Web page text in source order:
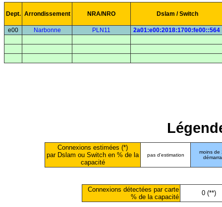
Dept. Arrondissement NRA/NRO Dslam / Switch
e00 Narbonne PLN11 2a01:e00:2018:1700:fe00::564
Connexions estimées (*)
par Dslam ou Switch en % de la
capacité
pas d'estimation
moins de
Connexions détectées par carte
% de la capacité
0 (**)